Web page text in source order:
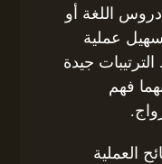
دروس اللغة أو
عملية
جيدة
فهم
العملية